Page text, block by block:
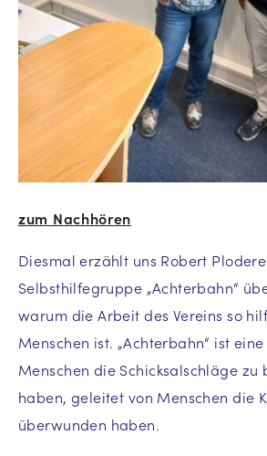
zum Nachhören
Diesmal erzählt uns Robert
Selbsthilfegruppe „Achterbahn“
warum die Arbeit des Vereins so
Menschen ist. „Achterbahn“ ist
Menschen die Schicksalschläge zu
haben, geleitet von Menschen die
überwunden haben.